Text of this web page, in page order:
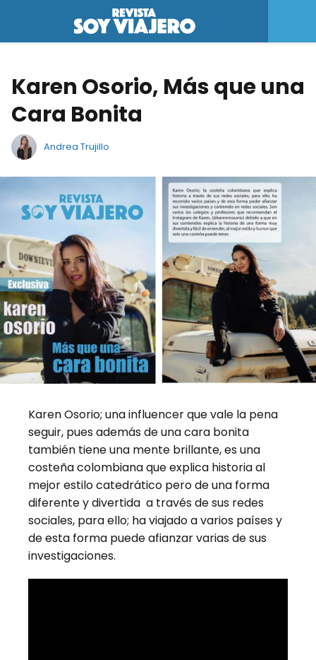
Karen Osorio, Más que una
Cara Bonita
Andrea Trujillo
Karen Osorio; una influencer que vale la pena
seguir, pues además de una cara bonita
también tiene una mente brillante, es una
costeña colombiana que explica historia al
mejor estilo catedrático pero de una forma
diferente y divertida a través de sus redes
sociales, para ello; ha viajado a varios países y
de esta forma puede afianzar varias de sus
investigaciones.